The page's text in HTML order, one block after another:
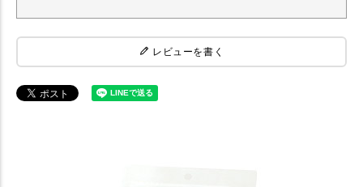
レビューを書く